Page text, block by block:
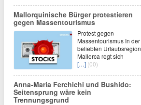
Mallorquinische Bürger protestieren
gegen Massentourismus
Protest gegen
Massentourismus In der
beliebten Urlaubsregion
Mallorca regt sich
[…] (00)
Anna-Maria Ferchichi und Bushido:
Seitensprung wäre kein
Trennungsgrund